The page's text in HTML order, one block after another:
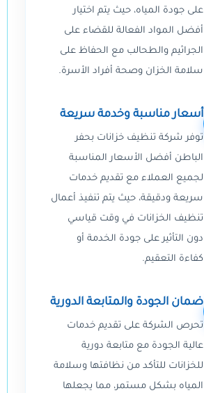
على جودة المياه، حيث يتم اختيار
أفضل المواد الفعالة للقضاء على
الجراثيم والطحالب مع الحفاظ على
سلامة الخزان وصحة أفراد الأسرة.
أسعار مناسبة وخدمة سريعة
توفر شركة تنظيف خزانات بحفر
الباطن أفضل الأسعار المناسبة
لجميع العملاء مع تقديم خدمات
سريعة ودقيقة، حيث يتم تنفيذ أعمال
تنظيف الخزانات في وقت قياسي
دون التأثير على جودة الخدمة أو
كفاءة التعقيم.
ضمان الجودة والمتابعة الدورية
تحرص الشركة على تقديم خدمات
عالية الجودة مع متابعة دورية
للخزانات للتأكد من نظافتها وسلامة
المياه بشكل مستمر، مما يجعلها